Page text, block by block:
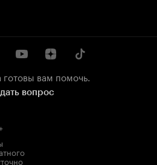
вам помочь.
вопрос